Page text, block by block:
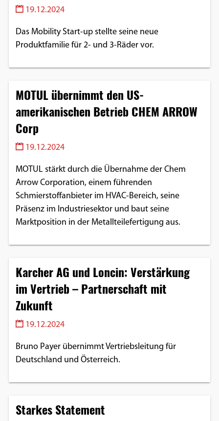
19.12.2024
Das Mobility Start-up stellte seine neue
Produktfamilie für 2- und 3-Räder vor.
MOTUL übernimmt den US-
amerikanischen Betrieb CHEM ARROW
Corp
19.12.2024
MOTUL stärkt durch die Übernahme der Chem
Arrow Corporation, einem führenden
Schmierstoffanbieter im HVAC-Bereich, seine
Präsenz im Industriesektor und baut seine
Marktposition in der Metallteilefertigung aus.
Karcher AG und Loncin: Verstärkung
im Vertrieb – Partnerschaft mit
Zukunft
19.12.2024
Bruno Payer übernimmt Vertriebsleitung für
Deutschland und Österreich.
Starkes Statement